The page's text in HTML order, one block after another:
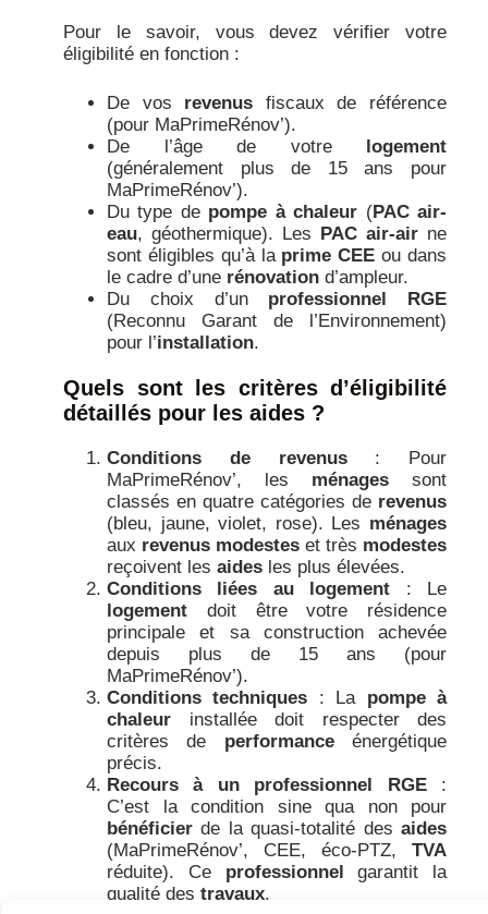
Pour le savoir, vous devez vérifier votre
éligibilité en fonction :
De vos revenus fiscaux de référence
(pour MaPrimeRénov’).
De l’âge de votre logement
(généralement plus de 15 ans pour
MaPrimeRénov’).
Du type de pompe à chaleur (PAC air-
eau, géothermique). Les PAC air-air ne
sont éligibles qu’à la prime CEE ou dans
le cadre d’une rénovation d’ampleur.
Du choix d’un professionnel RGE
(Reconnu Garant de l’Environnement)
pour l’installation.
Quels sont les critères d’éligibilité
détaillés pour les aides ?
Conditions de revenus: Pour
MaPrimeRénov’, les ménages sont
classés en quatre catégories de revenus
(bleu, jaune, violet, rose). Les ménages
aux revenus modestes et très modestes
reçoivent les aides les plus élevées.
Conditions liées au logement : Le
logement doit être votre résidence
principale et sa construction achevée
depuis plus de 15 ans (pour
MaPrimeRénov’).
Conditions techniques : La pompe à
chaleur installée doit respecter des
critères de performanceénergétique
précis.
Recours à un professionnel RGE:
C’est la condition sine qua non pour
bénéficier de la quasi-totalité des aides
(MaPrimeRénov’, CEE, éco-PTZ, TVA
réduite). Ce professionnel garantit la
qualité des travaux.